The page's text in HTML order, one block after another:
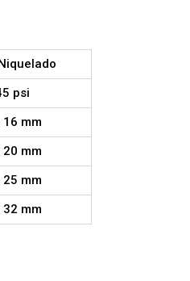
psi
16 mm
20 mm
25 mm
32 mm